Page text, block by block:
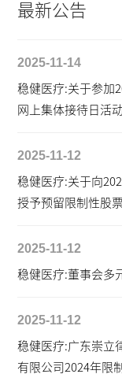
最新公告
2025-11-14
稳健医疗:关于参加
网上集体接待日活
2025-11-12
稳健医疗:关于向
授予预留限制性股
2025-11-12
稳健医疗:董事会多
2025-11-12
稳健医疗:广东崇立
有限公司2024年限